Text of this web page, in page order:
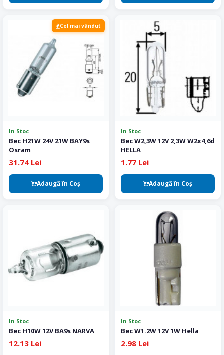
Cel mai vândut
In Stoc
Bec H21W 24V 21W BAY9s
Osram
31.74 Lei
Adaugă în Coş
In Stoc
Bec W2,3W 12V 2,3W W2x4,6d
HELLA
1.77 Lei
Adaugă în Coş
In Stoc
Bec H10W 12V BA9s NARVA
12.13 Lei
In Stoc
Bec W1.2W 12V 1W Hella
2.98 Lei